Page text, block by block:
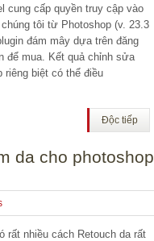
cung cấp quyền truy cập vào
tôi từ Photoshop (v. 23.3
đám mây dựa trên đăng
để mua. Kết quả chỉnh sửa
biệt có thể điều
Độc tiếp
da cho photoshop
rất nhiều cách Retouch da rất